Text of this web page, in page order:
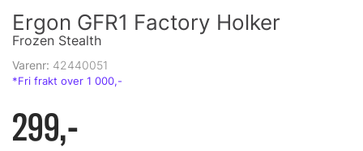
Ergon GFR1 Factory Holker
Frozen Stealth
Varenr: 42440051
299,-